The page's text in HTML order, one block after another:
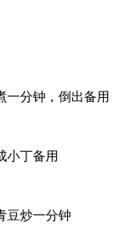
一分钟，倒出备用
小丁备用
豆炒一分钟